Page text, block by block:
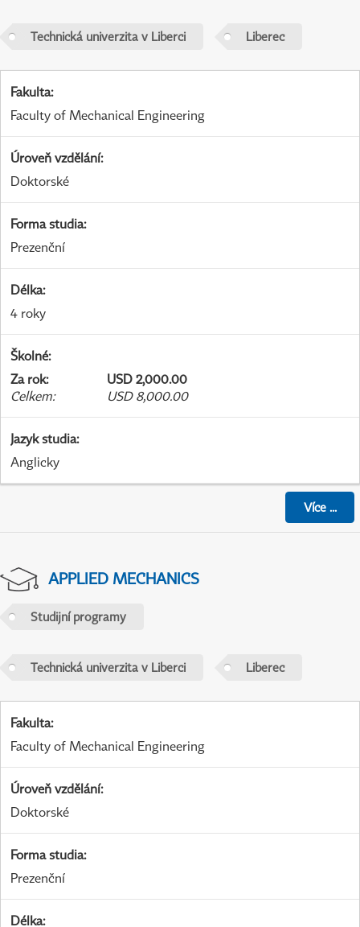
Technická univerzita v Liberci Liberec
Fakulta:
Faculty of Mechanical Engineering
Úroveň vzdělání:
Doktorské
Forma studia:
Prezenční
Délka:
4 roky
Školné:
Za rok:
USD 2,000.00
Celkem: USD 8,000.00
Jazyk studia:
Anglicky
Více...
APPLIED MECHANICS
Studijní programy
Technická univerzita v Liberci Liberec
Fakulta:
Faculty of Mechanical Engineering
Úroveň vzdělání:
Doktorské
Forma studia:
Prezenční
Délka: